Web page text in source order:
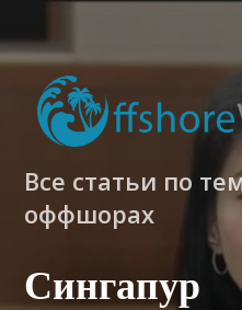
Все статьи по
оффшорах
Сингапур